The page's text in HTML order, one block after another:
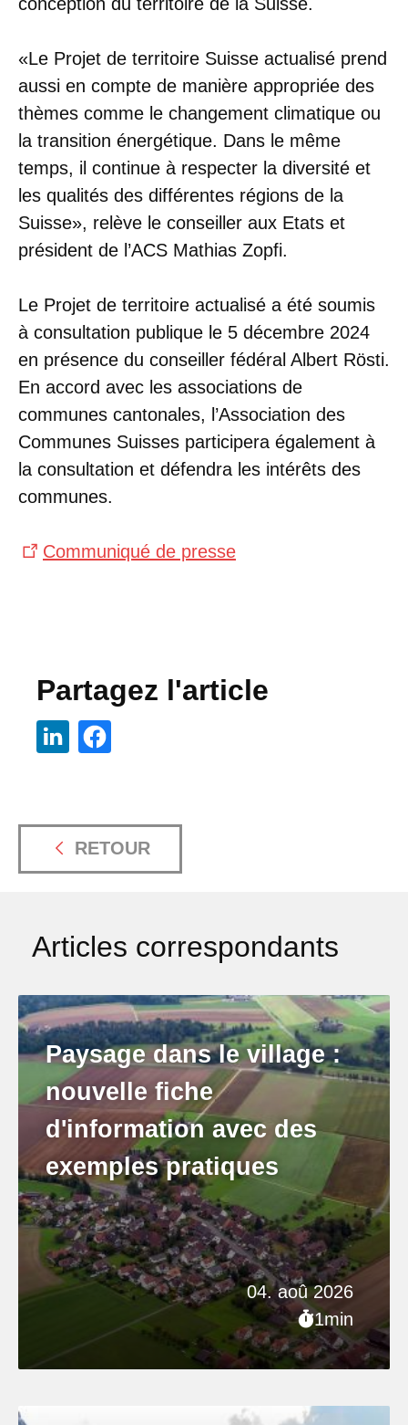
«Le Projet de territoire Suisse actualisé prend
aussi en compte de manière appropriée des
thèmes comme le changement climatique ou
la transition énergétique. Dans le même
temps, il continue à respecter la diversité et
les qualités des différentes régions de la
Suisse», relève le conseiller aux Etats et
président de l’ACS Mathias Zopfi.
Le Projet de territoire actualisé a été soumis
à consultation publique le 5 décembre 2024
en présence du conseiller fédéral Albert Rösti.
En accord avec les associations de
communes cantonales, l’Association des
Communes Suisses participera également à
la consultation et défendra les intérêts des
communes.
Communiqué de presse
Partagez l'article
RETOUR
Articles correspondants
04. aoû 2026
1min
Paysage dans le village :
nouvelle fiche
d'information avec des
exemples pratiques